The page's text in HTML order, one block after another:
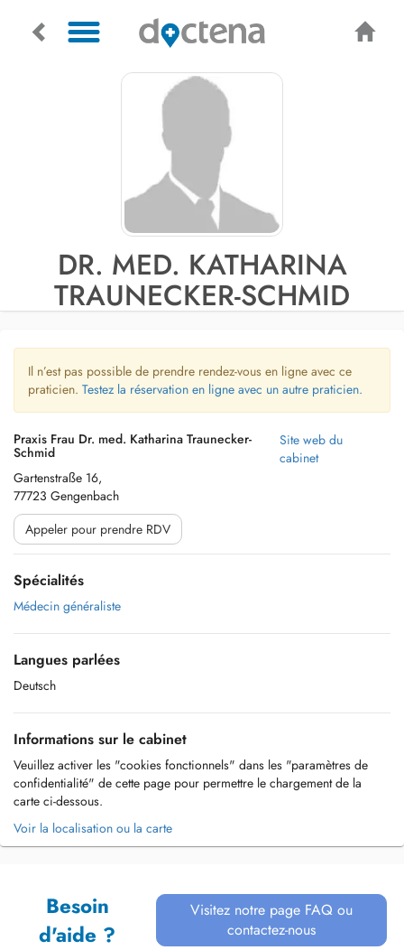
DR. MED. KATHARINA
TRAUNECKER-SCHMID
Il n’est pas possible de prendre rendez-vous en ligne avec ce
praticien. Testez la réservation en ligne avec un autre praticien.
Praxis Frau Dr. med. Katharina Traunecker-
Schmid
Gartenstraße 16,
77723 Gengenbach
Site web du
cabinet
Appeler pour prendre RDV
Spécialités
Médecin généraliste
Langues parlées
Deutsch
Informations sur le cabinet
Veuillez activer les "cookies fonctionnels" dans les "paramètres de
confidentialité" de cette page pour permettre le chargement de la
carte ci-dessous.
Voir la localisation ou la carte
Besoin
d'aide ?
Visitez notre page FAQ ou
contactez-nous